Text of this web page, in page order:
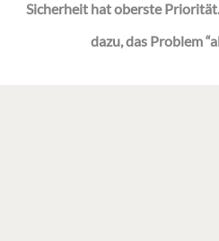
Sicherheit hat oberste
dazu, das Problem